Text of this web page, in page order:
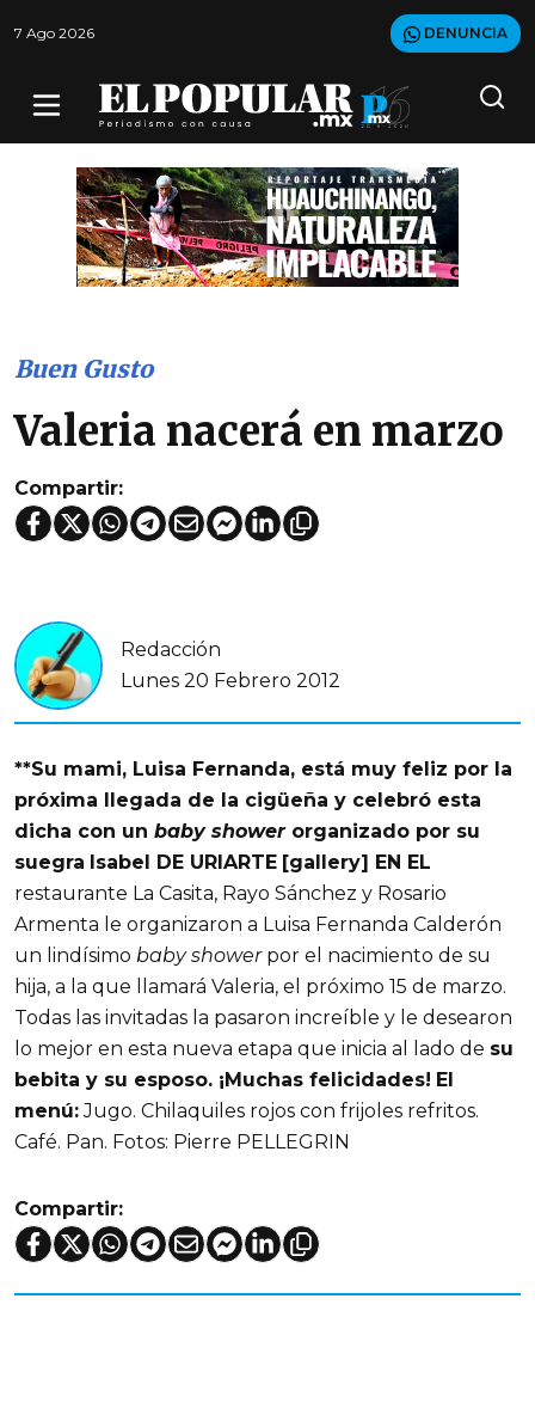
7 Ago 2026 DENUNCIA
Buen Gusto
Valeria nacerá en marzo
Compartir:
Redacción
Lunes 20 Febrero 2012
**Su mami, Luisa Fernanda, está muy feliz por la
próxima llegada de la cigüeña y celebró esta
dicha con un baby shower organizado por su
suegra Isabel DE URIARTE [gallery] EN EL
restaurante La Casita, Rayo Sánchez y Rosario
Armenta le organizaron a Luisa Fernanda Calderón
un lindísimo baby shower por el nacimiento de su
hija, a la que llamará Valeria, el próximo 15 de marzo.
Todas las invitadas la pasaron increíble y le desearon
lo mejor en esta nueva etapa que inicia al lado de su
bebita y su esposo. ¡Muchas felicidades! El
menú:Jugo. Chilaquiles rojos con frijoles refritos.
Café. Pan. Fotos: Pierre PELLEGRIN
Compartir: